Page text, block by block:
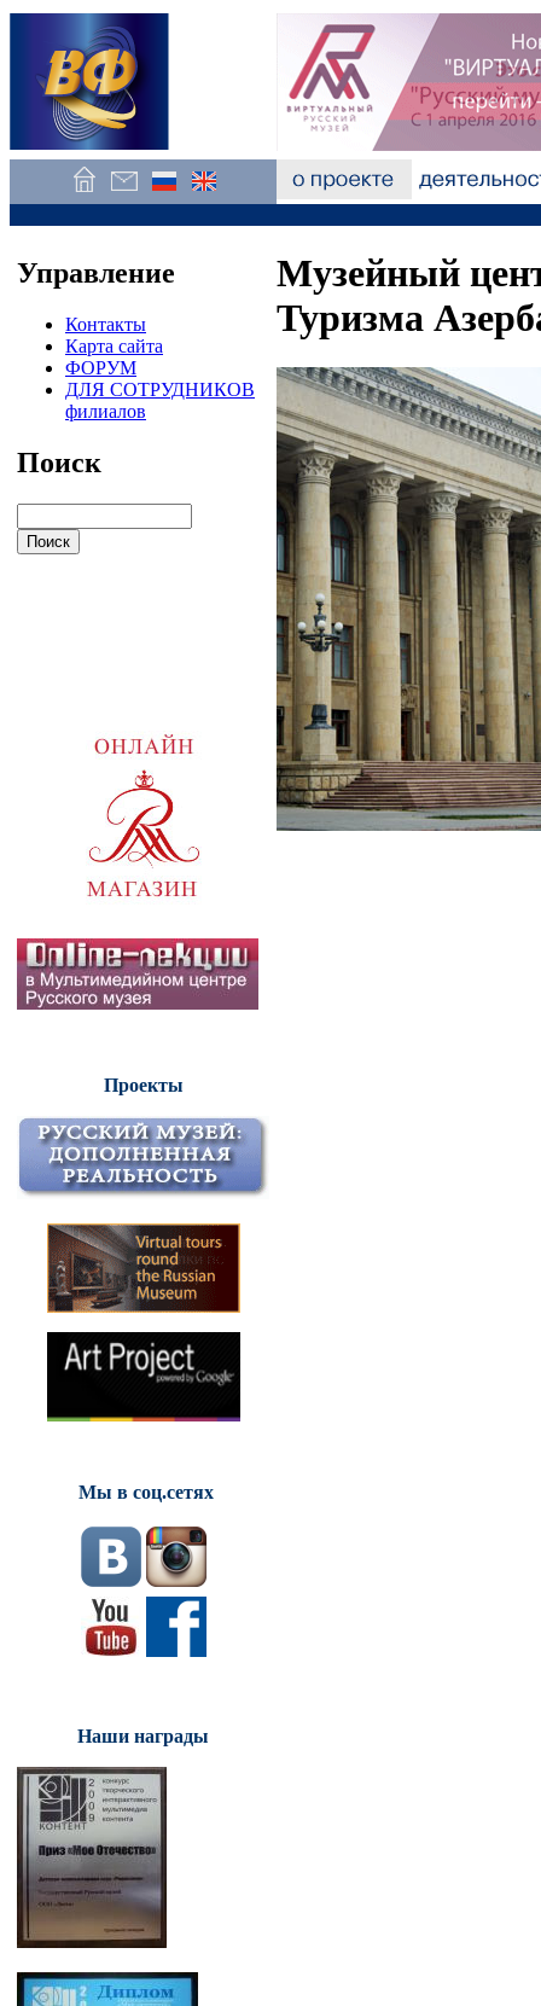
Управление
Контакты
Карта сайта
ФОРУМ
ДЛЯ СОТРУДНИКОВ
филиалов
Поиск
Проекты
Мы в соц.сетях
Наши награды
Музейный
Туризма